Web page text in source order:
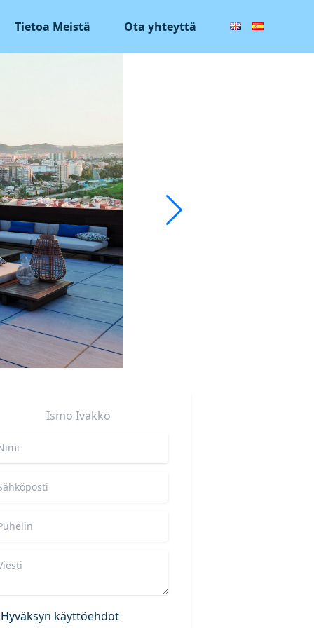
Tietoa Meistä Ota yhteyttä
Ismo Ivakko
Hyväksyn käyttöehdot